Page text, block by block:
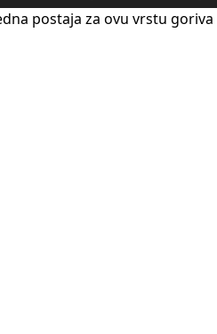
postaja za ovu vrstu goriva